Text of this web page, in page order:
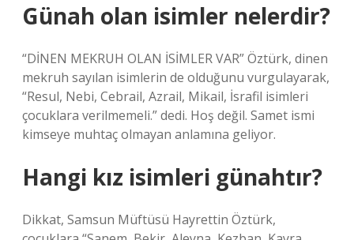
Günah olan isimler nelerdir?
“DİNEN MEKRUH OLAN İSİMLER VAR” Öztürk, dinen
mekruh sayılan isimlerin de olduğunu vurgulayarak,
“Resul, Nebi, Cebrail, Azrail, Mikail, İsrafil isimleri
çocuklara verilmemeli.” dedi. Hoş değil. Samet ismi
kimseye muhtaç olmayan anlamına geliyor.
Hangi kız isimleri günahtır?
Dikkat, Samsun Müftüsü Hayrettin Öztürk,